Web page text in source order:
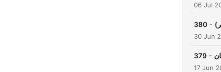
06 Jul
380 -
30 Jun
379 -
17 Jun